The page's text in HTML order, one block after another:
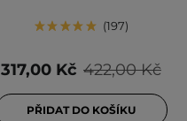
197
422,00 Kč
317,00 Kč
PŘIDAT DO KOŠÍKU